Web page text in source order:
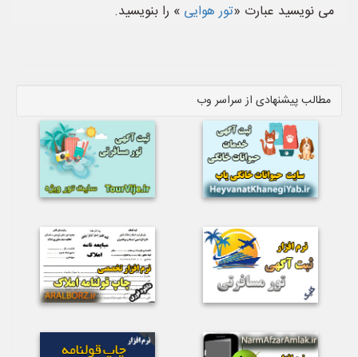
می نویسید عبارت «تور هوایی » را بنویسید.
مطالب پیشنهادی از سراسر وب